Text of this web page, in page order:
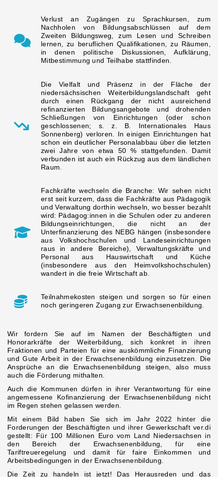
Verlust an Zugängen zu Sprachkursen, zum
Nachholen von Bildungsabschlüssen auf dem
Zweiten Bildungsweg, zum Lesen und Schreiben
lernen, zu beruflichen Qualifikationen, zu Räumen,
in denen politische Diskussionen, Aufklärung,
Mitbestimmung und Teilhabe stattfinden.
Die Vielfalt und Präsenz in der Fläche der
niedersächsischen Weiterbildungslandschaft geht
durch einen Rückgang der nicht ausreichend
refinanzierten Bildungsangebote und drohenden
Schließungen von Einrichtungen (oder schon
geschlossenen; s. z. B. Internationales Haus
Sonnenberg) verloren. In einigen Einrichtungen hat
schon ein deutlicher Personalabbau über die letzten
zwei Jahre von etwa 50 % stattgefunden. Damit
verbunden ist auch ein Rückzug aus dem ländlichen
Raum.
Fachkräfte wechseln die Branche: Wir sehen nicht
erst seit kurzem, dass die Fachkräfte aus Pädagogik
und Verwaltung dorthin wechseln, wo besser bezahlt
wird: Pädagog:innen in die Schulen oder zu anderen
Bildungseinrichtungen, die nicht an der
Unterfinanzierung des NEBG hängen (insbesondere
aus Volkshochschulen und Landeseinrichtungen
raus in andere Bereiche), Verwaltungskräfte und
Personal aus Hauswirtschaft und Küche
(insbesondere aus den Heimvolkshochschulen)
wandert in die freie Wirtschaft ab.
Teilnahmekosten steigen und sorgen so für einen
noch geringeren Zugang zur Erwachsenenbildung.
Wir fordern Sie auf im Namen der Beschäftigten und
Honorarkräfte der Weiterbildung, sich konkret in ihren
Fraktionen und Parteien für eine auskömmliche Finanzierung
und Gute Arbeit in der Erwachsenenbildung einzusetzen. Die
Ansprüche an die Erwachsenenbildung steigen, also muss
auch die Förderung mithalten.
Auch die Kommunen dürfen in ihrer Verantwortung für eine
angemessene Kofinanzierung der Erwachsenenbildung nicht
im Regen stehen gelassen werden.
Mit einem Bild haben Sie sich im Jahr 2022 hinter die
Forderungen der Beschäftigten und ihrer Gewerkschaft ver.di
gestellt: Für 100 Millionen Euro vom Land Niedersachsen in
den Bereich der Erwachsenenbildung, für eine
Tariftreueregelung und damit für faire Einkommen und
Arbeitsbedingungen in der Erwachsenenbildung.
Die Zeit zu handeln ist jetzt! Das Herausreden und das